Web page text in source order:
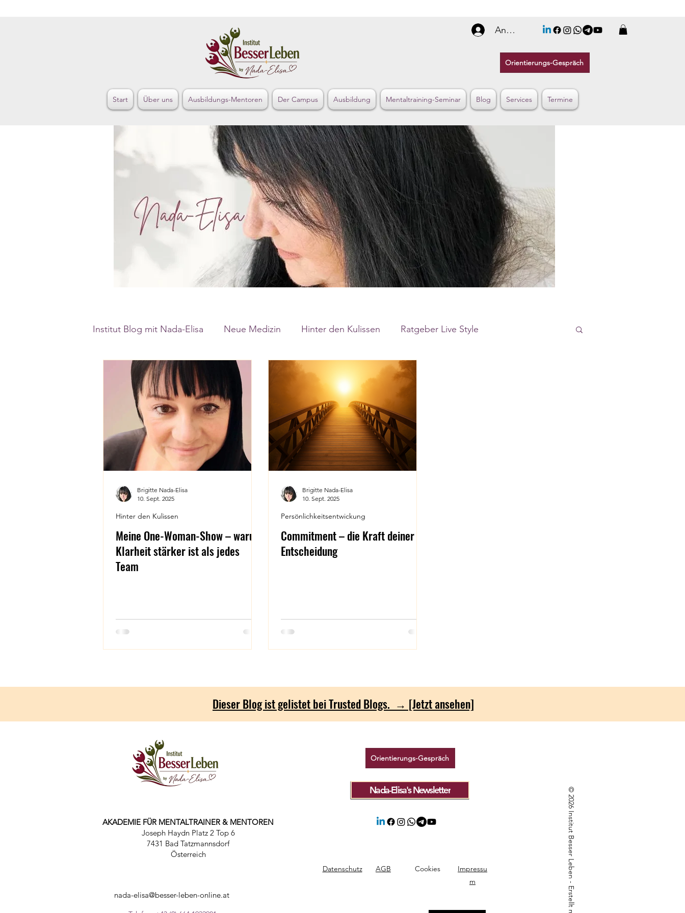
Anmelden
Start Über uns Ausbildungs-Mentoren Der Campus Ausbildung Mentaltraining-Seminar Blog Services Termine
Orientierungs-Gespräch
Institut Blog mit Nada-Elisa Neue Medizin Hinter den Kulissen Ratgeber Live Style
Nada-Elisa's Mini-Tagebuch Persönlichkeitsentwickung
Märchen der Neuen Medizin Kausale Medizin
Meine One-Woman-Show – warum
Klarheit stärker ist als jedes
Team
Hinter den Kulissen
Brigitte Nada-Elisa
10. Sept. 2025
Commitment – die Kraft deiner
Entscheidung
Persönlichkeitsentwickung
Brigitte Nada-Elisa
10. Sept. 2025
Dieser Blog ist gelistet bei Trusted Blogs. → [Jetzt ansehen]
AKADEMIE FÜR MENTALTRAINER & MENTOREN
Joseph Haydn Platz 2 Top 6
7431 Bad Tatzmannsdorf
Österreich
Orientierungs-Gespräch
Nada-Elisa's Newsletter
Datenschutz AGB Cookies
Impressu
m
© 2026 Institut Besser Leben - Erstellt mit
nada-elisa@besser-leben-online.at